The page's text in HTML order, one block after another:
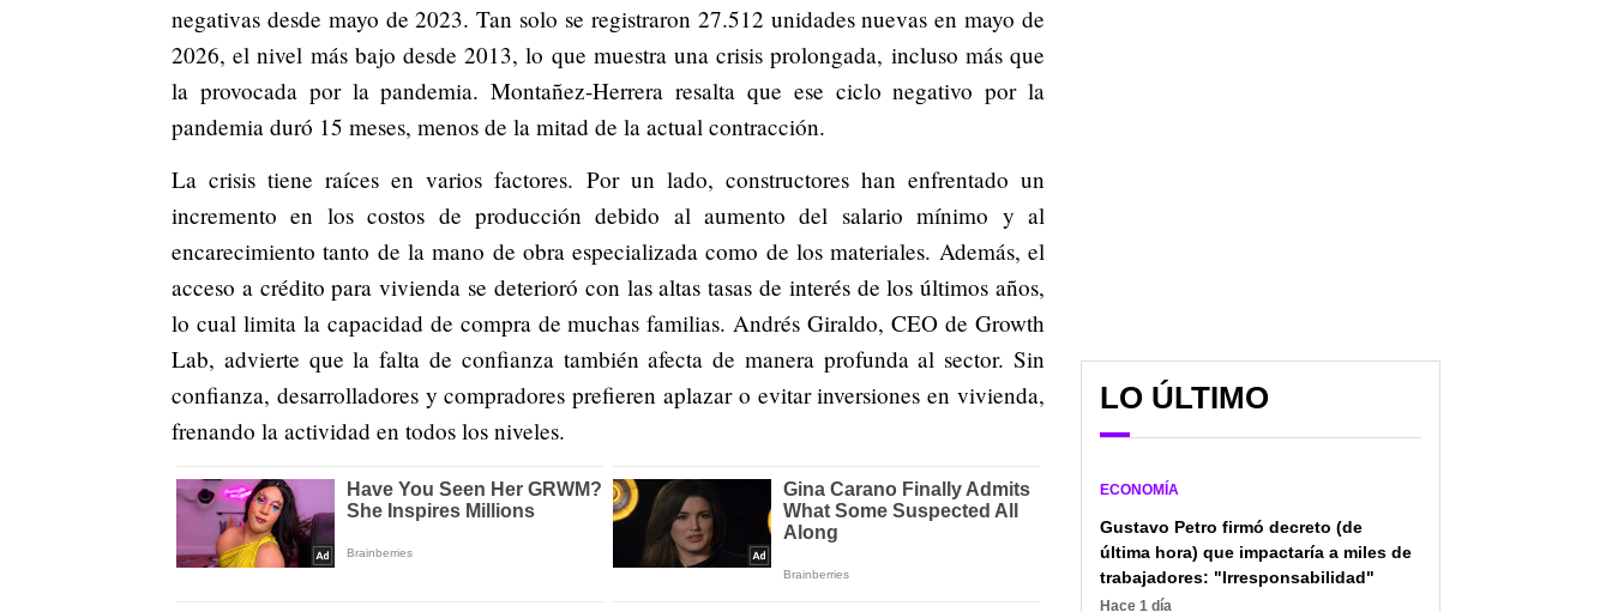
negativas desde mayo de 2023. Tan solo se registraron 27.512 unidades nuevas en mayo de
2026, el nivel más bajo desde 2013, lo que muestra una crisis prolongada, incluso más que
la provocada por la pandemia. Montañez-Herrera resalta que ese ciclo negativo por la
pandemia duró 15 meses, menos de la mitad de la actual contracción.
La crisis tiene raíces en varios factores. Por un lado, constructores han enfrentado un
incremento en los costos de producción debido al aumento del salario mínimo y al
encarecimiento tanto de la mano de obra especializada como de los materiales. Además, el
acceso a crédito para vivienda se deterioró con las altas tasas de interés de los últimos años,
lo cual limita la capacidad de compra de muchas familias. Andrés Giraldo, CEO de Growth
Lab, advierte que la falta de confianza también afecta de manera profunda al sector. Sin
confianza, desarrolladores y compradores prefieren aplazar o evitar inversiones en vivienda,
frenando la actividad en todos los niveles.
LO ÚLTIMO
ECONOMÍA
Gustavo Petro firmó decreto (de
última hora) que impactaría a miles de
trabajadores: "Irresponsabilidad"
Hace 1 día